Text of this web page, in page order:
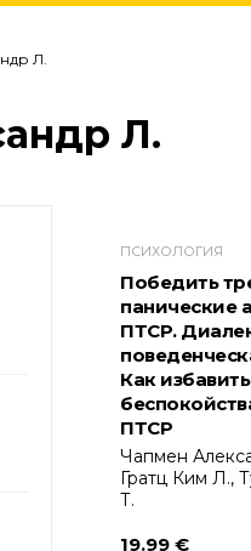
Л.
Л.
ПСИХОЛОГИЯ
Победить
панические
ПТСР.
Как
ПТСР
Чапмен
Гратц Ким Л.,
Т.
19.99 €